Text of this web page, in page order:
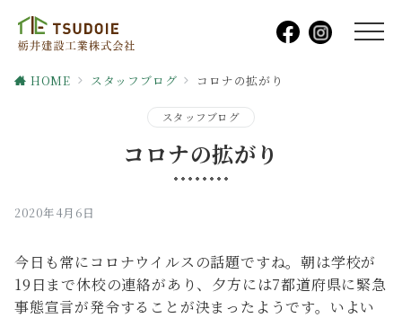
HOME スタッフブログ コロナの拡がり
スタッフブログ
コロナの拡がり
2020年4月6日
今日も常にコロナウイルスの話題ですね。朝は学校が
19日まで休校の連絡があり、夕方には7都道府県に緊急
事態宣言が発令することが決まったようです。いよい